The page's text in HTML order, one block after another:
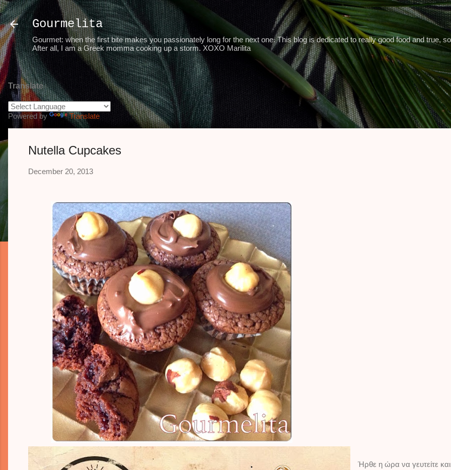
Skip to main content
Gourmelita
Gourmet: when the first bite makes you passionately long for the next one. This blog is dedicated to really good food and true,
After all, I am a Greek momma cooking up a storm. XOXO Marilita
Translate
Powered by Translate
Nutella Cupcakes
December 20, 2013
Ήρθε η ώρα να γευτείτε